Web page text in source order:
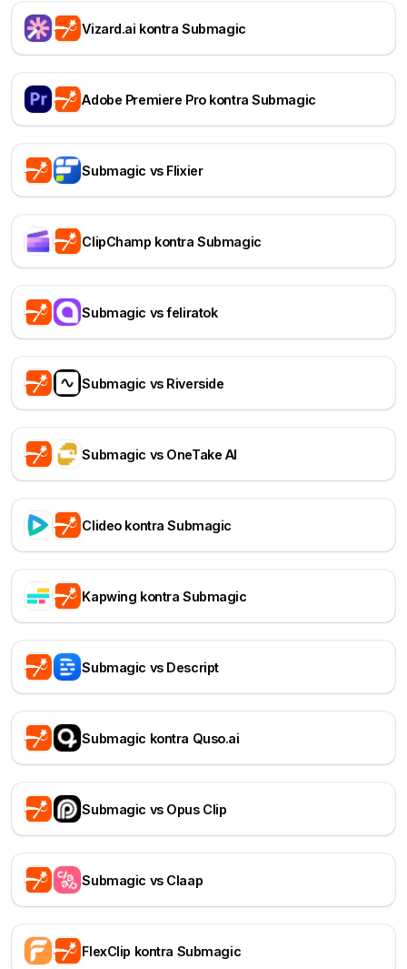
Vizard.ai kontra Submagic
Adobe Premiere Pro kontra Submagic
Submagic vs Flixier
ClipChamp kontra Submagic
Submagic vs feliratok
Submagic vs Riverside
Submagic vs OneTake AI
Clideo kontra Submagic
Kapwing kontra Submagic
Submagic vs Descript
Submagic kontra Quso.ai
Submagic vs Opus Clip
Submagic vs Claap
FlexClip kontra Submagic